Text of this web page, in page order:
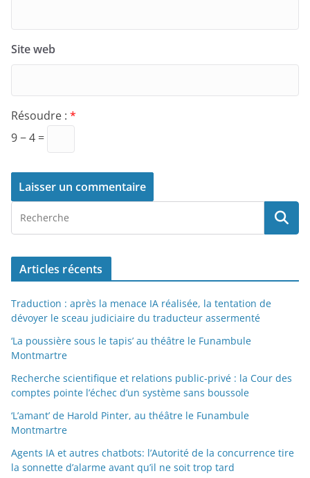
Site web
Résoudre : *
9 − 4 =
Articles récents
Traduction : après la menace IA réalisée, la tentation de
dévoyer le sceau judiciaire du traducteur assermenté
‘La poussière sous le tapis’ au théâtre le Funambule
Montmartre
Recherche scientifique et relations public-privé : la Cour des
comptes pointe l’échec d’un système sans boussole
‘L’amant’ de Harold Pinter, au théâtre le Funambule
Montmartre
Agents IA et autres chatbots: l’Autorité de la concurrence tire
la sonnette d’alarme avant qu’il ne soit trop tard